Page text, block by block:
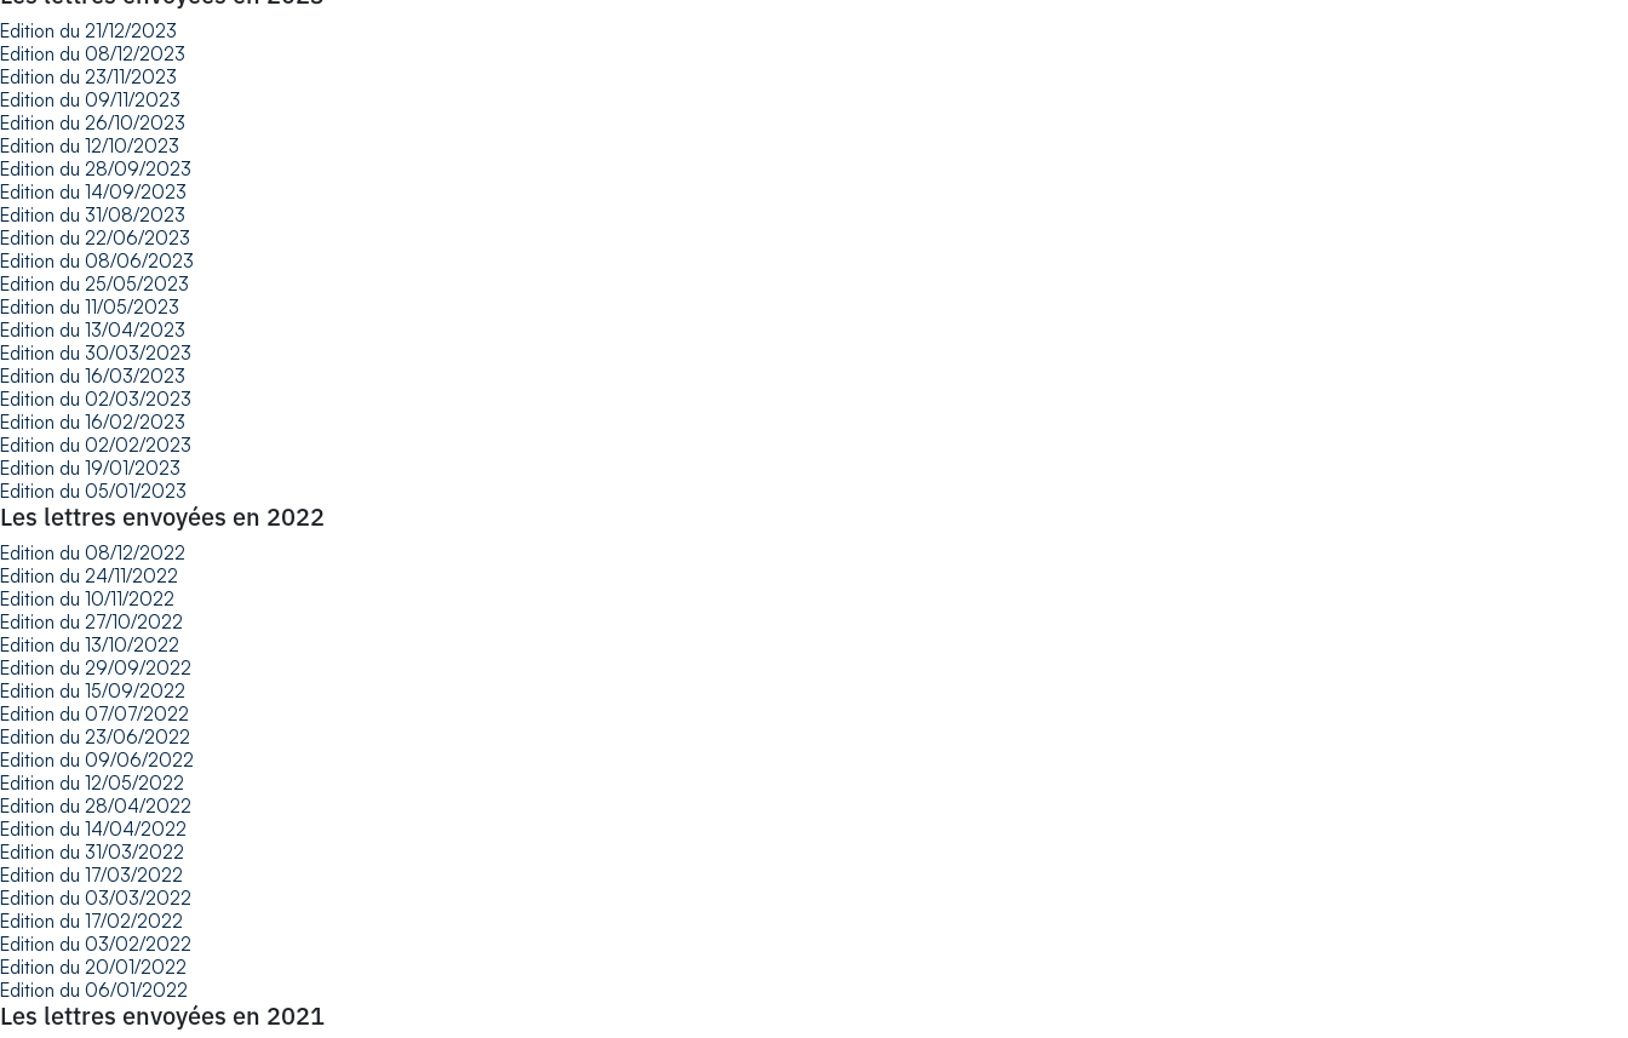
Edition du 21/12/2023
Edition du 08/12/2023
Edition du 23/11/2023
Edition du 09/11/2023
Edition du 26/10/2023
Edition du 12/10/2023
Edition du 28/09/2023
Edition du 14/09/2023
Edition du 31/08/2023
Edition du 22/06/2023
Edition du 08/06/2023
Edition du 25/05/2023
Edition du 11/05/2023
Edition du 13/04/2023
Edition du 30/03/2023
Edition du 16/03/2023
Edition du 02/03/2023
Edition du 16/02/2023
Edition du 02/02/2023
Edition du 19/01/2023
Edition du 05/01/2023
Les lettres envoyées en 2022
Edition du 08/12/2022
Edition du 24/11/2022
Edition du 10/11/2022
Edition du 27/10/2022
Edition du 13/10/2022
Edition du 29/09/2022
Edition du 15/09/2022
Edition du 07/07/2022
Edition du 23/06/2022
Edition du 09/06/2022
Edition du 12/05/2022
Edition du 28/04/2022
Edition du 14/04/2022
Edition du 31/03/2022
Edition du 17/03/2022
Edition du 03/03/2022
Edition du 17/02/2022
Edition du 03/02/2022
Edition du 20/01/2022
Edition du 06/01/2022
Les lettres envoyées en 2021